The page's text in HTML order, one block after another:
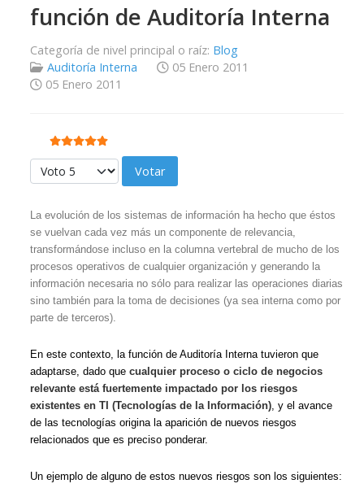
función de Auditoría Interna
Categoría de nivel principal o raíz: Blog
Auditoría Interna
05 Enero 2011
05 Enero 2011
Ratio:5/5
Por favor, vote
La evolución de los sistemas de información ha hecho que éstos
se vuelvan cada vez más un componente de relevancia,
transformándose incluso en la columna vertebral de mucho de los
procesos operativos de cualquier organización y generando la
información necesaria no sólo para realizar las operaciones diarias
sino también para la toma de decisiones (ya sea interna como por
parte de terceros).
En este contexto, la función de Auditoría Interna tuvieron que
adaptarse, dado que cualquier proceso o ciclo de negocios
relevante está fuertemente impactado por los riesgos
existentes en TI (Tecnologías de la Información), y el avance
de las tecnologías origina la aparición de nuevos riesgos
relacionados que es preciso ponderar.
Un ejemplo de alguno de estos nuevos riesgos son los siguientes: